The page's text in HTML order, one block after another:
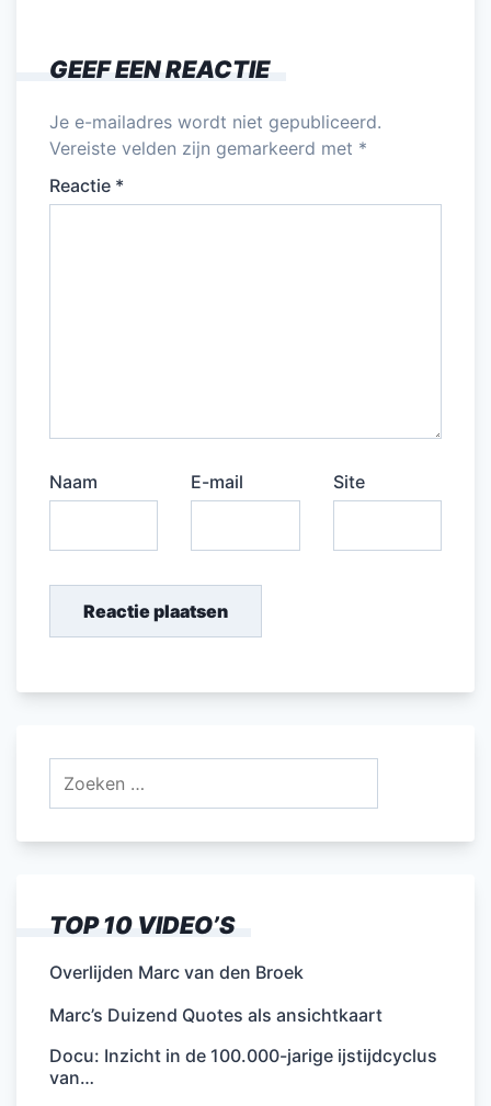
GEEF EEN REACTIE
Je e-mailadres wordt niet gepubliceerd.
Vereiste velden zijn gemarkeerd met *
Reactie *
Naam E-mail Site
TOP 10 VIDEO’S
Overlijden Marc van den Broek
Marc’s Duizend Quotes als ansichtkaart
Docu: Inzicht in de 100.000-jarige ijstijdcyclus
van…